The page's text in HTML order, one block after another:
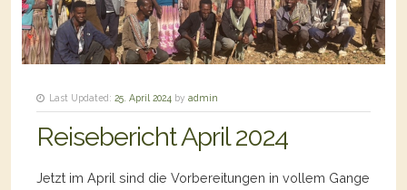
Last Updated: 25. April 2024 by admin
Reisebericht April 2024
Jetzt im April sind die Vorbereitungen in vollem Gange